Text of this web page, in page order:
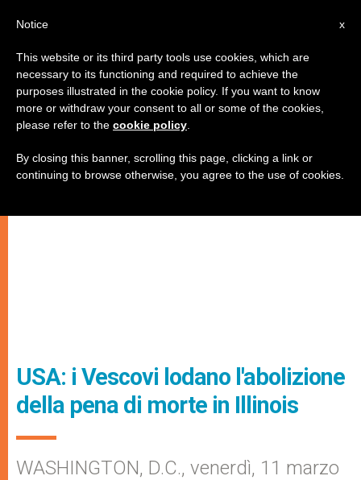
USA: i Vescovi lodano l'abolizione
della pena di morte in Illinois
WASHINGTON, D.C., venerdì, 11 marzo
x
Notice
This website or its third party tools use cookies, which are
necessary to its functioning and required to achieve the
purposes illustrated in the cookie policy. If you want to know
more or withdraw your consent to all or some of the cookies,
please refer to the cookie policy
By closing this banner, scrolling this page, clicking a link or
continuing to browse otherwise, you agree to the use of cookies.